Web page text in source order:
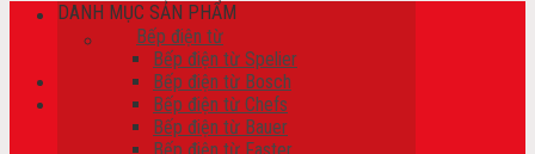
Tìm kiếm:
Giỏ hàng /0₫
Chưa có sản phẩm trong giỏ hàng.
DANH MỤC SẢN PHẨM
Bếp điện từ
Bếp điện từ Spelier
Bếp điện từ Bosch
Bếp điện từ Chefs
Bếp điện từ Bauer